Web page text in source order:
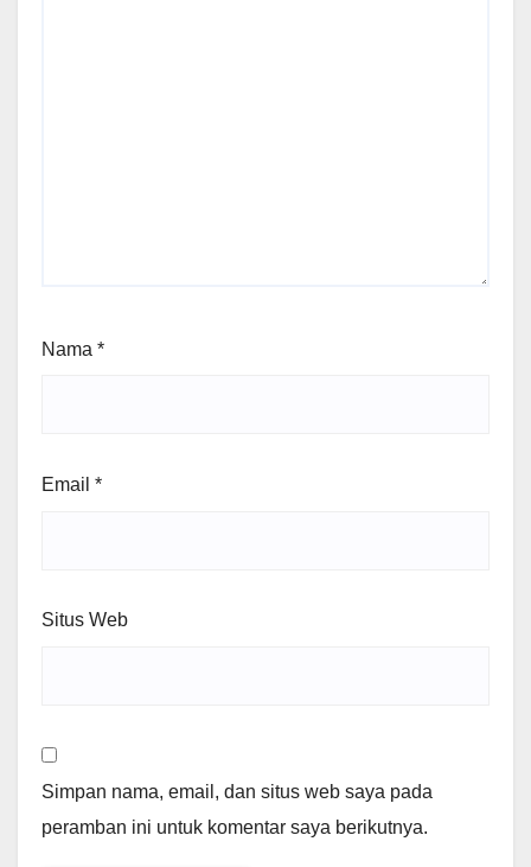
Nama *
Email *
Situs Web
Simpan nama, email, dan situs web saya pada
peramban ini untuk komentar saya berikutnya.